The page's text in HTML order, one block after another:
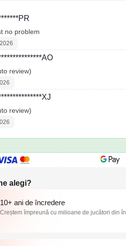
no problem
review)
review)
alegi?
10+ ani de încredere
Creștem împreună cu milioane de jucători din